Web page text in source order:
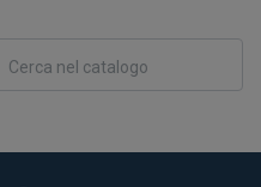
Cerca nel catalogo